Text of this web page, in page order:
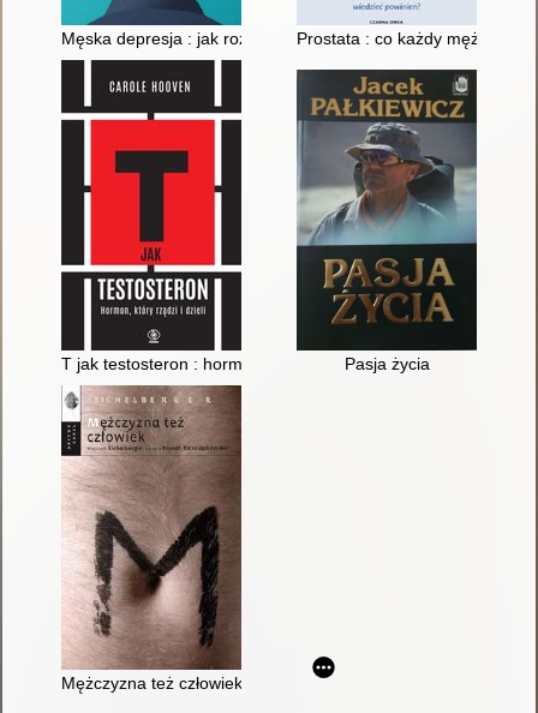
Męska depresja : jak rozbić pancerzProstata : co każdy
T jak testosteron : hormon, który rządzi i dzieli
Pasja życia
Mężczyzna też człowiek